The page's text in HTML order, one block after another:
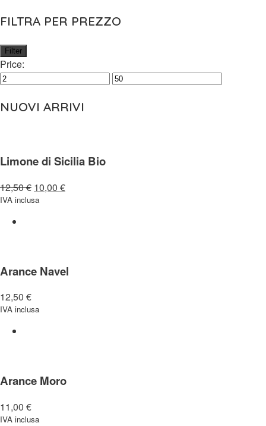
FILTRA PER PREZZO
Filter
Price:
NUOVI ARRIVI
Limone di Sicilia Bio
12,50€ 10,00 €
IVA inclusa
Arance Navel
12,50 €
IVA inclusa
Arance Moro
11,00 €
IVA inclusa